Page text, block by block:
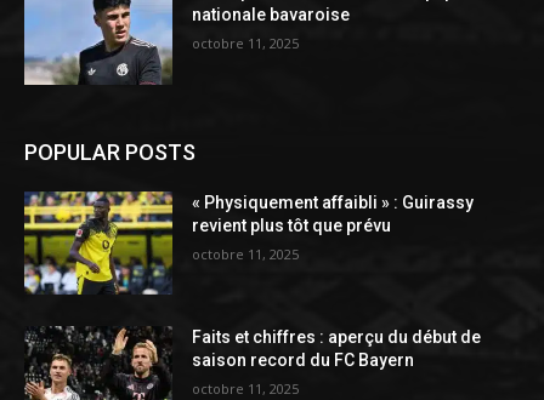
nationale bavaroise
octobre 11, 2025
POPULAR POSTS
« Physiquement affaibli » : Guirassy
revient plus tôt que prévu
octobre 11, 2025
Faits et chiffres : aperçu du début de
saison record du FC Bayern
octobre 11, 2025